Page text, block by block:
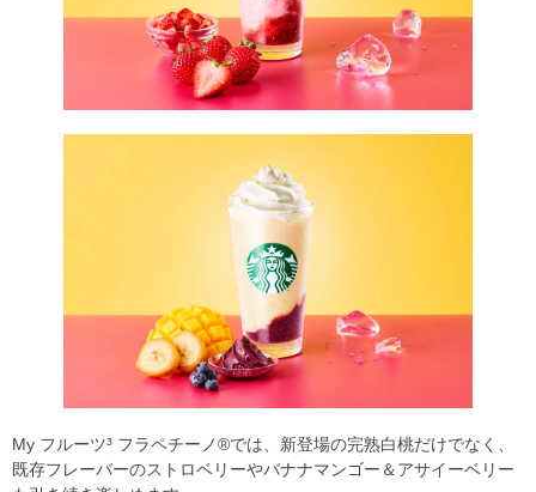
My フルーツ³ フラペチーノ®では、新登場の完熟白桃だけでなく、
既存フレーバーのストロベリーやバナナマンゴー＆アサイーベリー